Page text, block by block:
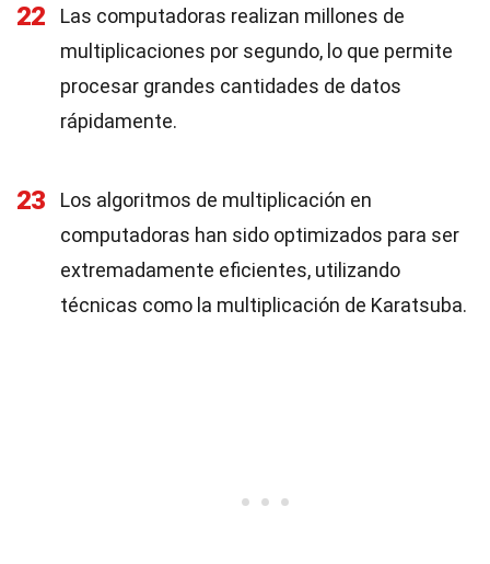
22
Las computadoras realizan millones de
multiplicaciones por segundo, lo que permite
procesar grandes cantidades de datos
rápidamente.
23
Los algoritmos de multiplicación en
computadoras han sido optimizados para ser
extremadamente eficientes, utilizando
técnicas como la multiplicación de Karatsuba.